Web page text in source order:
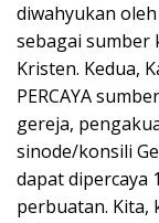
diwahyukan
sebagai sumber
Kristen. Kedua,
PERCAYA
gereja,
sinode/konsili
dapat dipercaya
perbuatan. Kita,